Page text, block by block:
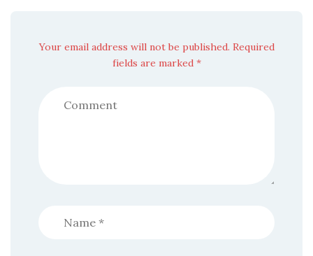
Your email address will not be published. Required
fields are marked *